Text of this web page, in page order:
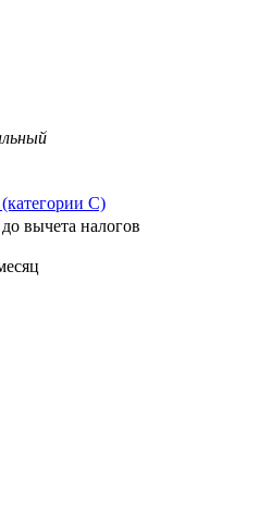
С)
до вычета налогов